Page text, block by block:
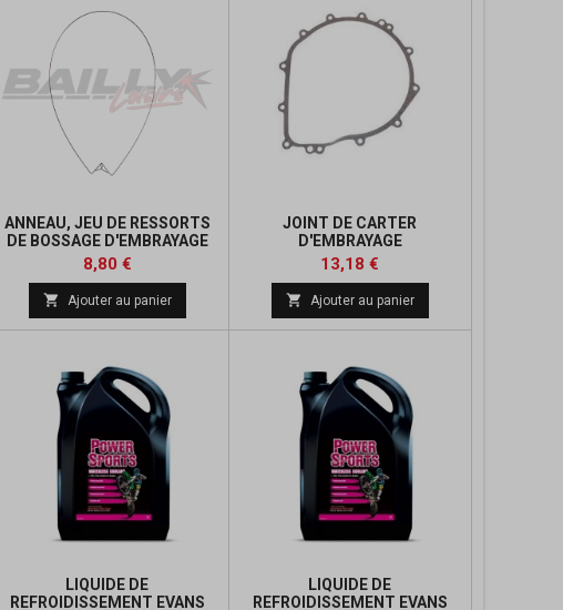
ANNEAU, JEU DE RESSORTS
DE BOSSAGE D'EMBRAYAGE
Prix
8,80 €Prix
base
 Ajouter au panier
JOINT DE CARTER
D'EMBRAYAGE
Prix
13,18 €
base
 Ajouter au panier
LIQUIDE DE
REFROIDISSEMENT EVANS
LIQUIDE DE
REFROIDISSEMENT EVANS